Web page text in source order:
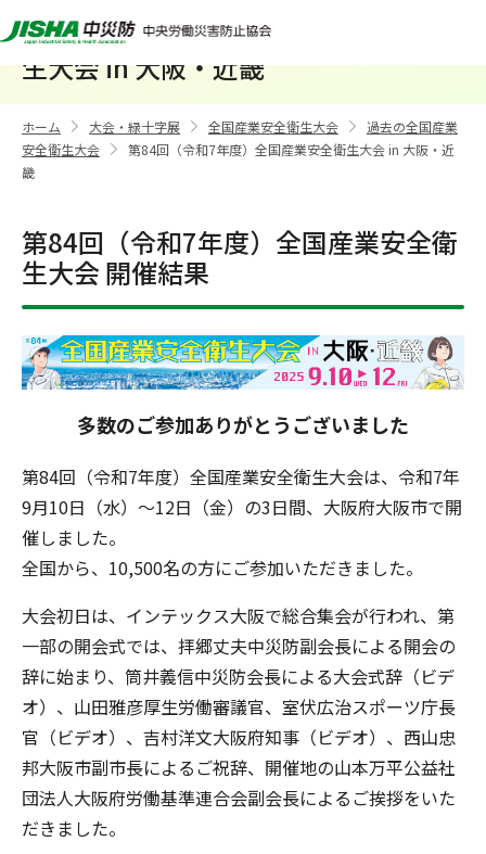
第84回（令和7年度）全国産業安全衛
生大会 in 大阪・近畿
ホーム >大会・緑十字展 >全国産業安全衛生大会 >過去の全国産業
安全衛生大会
>
第84回（令和7年度）全国産業安全衛生大会 in 大阪・近
畿
第84回（令和7年度）全国産業安全衛
生大会 開催結果
多数のご参加ありがとうございました
第84回（令和7年度）全国産業安全衛生大会は、令和7年
9月10日（水）～12日（金）の3日間、大阪府大阪市で開
催しました。
全国から、10,500名の方にご参加いただきました。
大会初日は、インテックス大阪で総合集会が行われ、第
一部の開会式では、拝郷丈夫中災防副会長による開会の
辞に始まり、筒井義信中災防会長による大会式辞（ビデ
オ）、山田雅彦厚生労働審議官、室伏広治スポーツ庁長
官（ビデオ）、吉村洋文大阪府知事（ビデオ）、西山忠
邦大阪市副市長によるご祝辞、開催地の山本万平公益社
団法人大阪府労働基準連合会副会長によるご挨拶をいた
だきました。